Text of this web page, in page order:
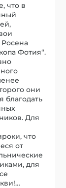
что в
Росена
Фотия“.
они
благодать
Для
что
от
для